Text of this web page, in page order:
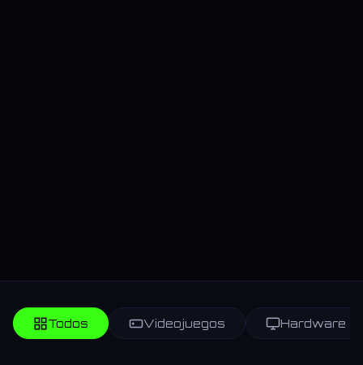
Todos Videojuegos Hardware